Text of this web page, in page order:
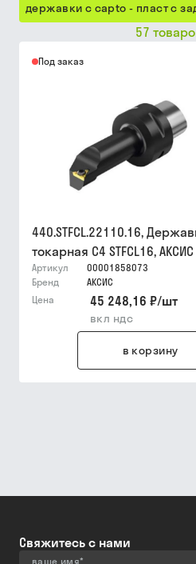
державки с capto - пласт с
57
Под заказ
440.STFCL.22110.16,
токарная C4 STFCL16, АКСИC
Артикул
00001858073
Бренд
АКСИС
Цена
45 248,16 ₽/шт
вкл ндс
в корзину
Свяжитесь с нами
ваше имя*